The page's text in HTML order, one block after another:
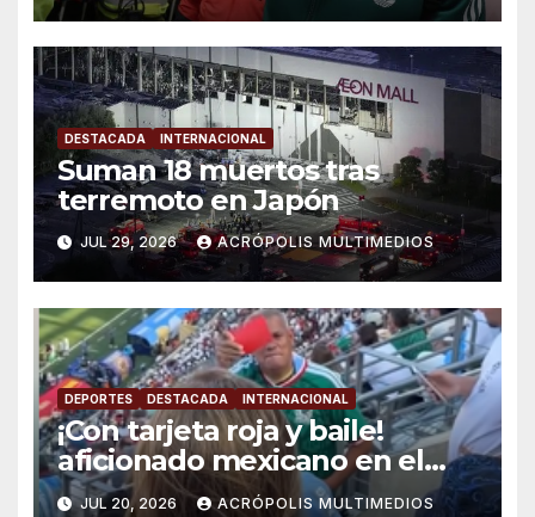
DESTACADA INTERNACIONAL
Suman 18 muertos tras
terremoto en Japón
JUL 29, 2026 ACRÓPOLIS MULTIMEDIOS
DEPORTES DESTACADA INTERNACIONAL
¡Con tarjeta roja y baile!
aficionado mexicano en el
mundial 2026 se viraliza
JUL 20, 2026 ACRÓPOLIS MULTIMEDIOS